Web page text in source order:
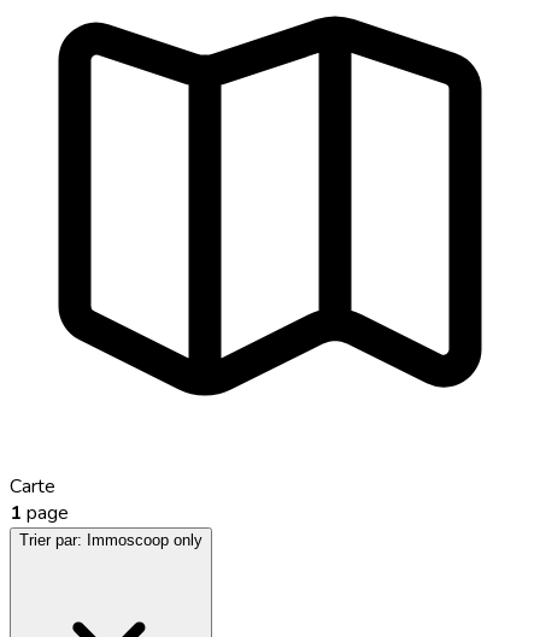
Carte
1 page
Trier par: Immoscoop only